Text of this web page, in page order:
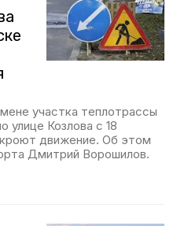
участка теплотрассы
улице Козлова с 18
движение. Об этом
Дмитрий Ворошилов.